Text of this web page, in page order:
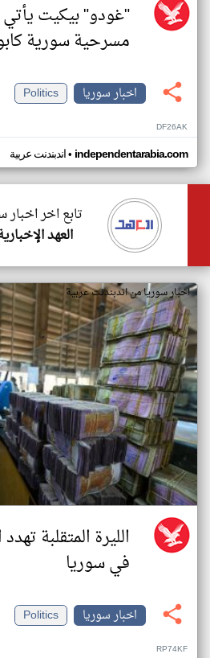
"غودو" بيكيت
مسرحية سورية
اخبار سوريا
Politics
DF26AK
اندبندنت عربية• independentarabia.com
تابع اخر
العهد
اخبار سوريا من اندبندنت عربية
الليرة المتقلبة
في سوريا
اخبار سوريا
Politics
RP74KF